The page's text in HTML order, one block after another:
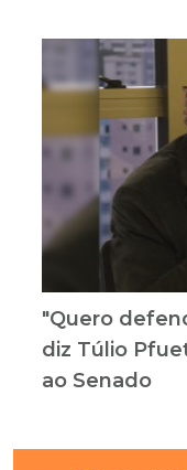
"Quero
diz Túlio
ao Senado